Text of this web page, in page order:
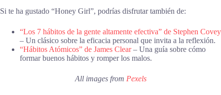
Si te ha gustado “Honey Girl”, podrías disfrutar también de:
“Los 7 hábitos de la gente altamente efectiva” de Stephen Covey
– Un clásico sobre la eficacia personal que invita a la reflexión.
“Hábitos Atómicos” de James Clear– Una guía sobre cómo
formar buenos hábitos y romper los malos.
All images from Pexels